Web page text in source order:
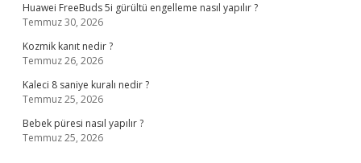
Huawei FreeBuds 5i gürültü engelleme nasıl yapılır ?
Temmuz 30, 2026
Kozmik kanıt nedir ?
Temmuz 26, 2026
Kaleci 8 saniye kuralı nedir ?
Temmuz 25, 2026
Bebek püresi nasıl yapılır ?
Temmuz 25, 2026